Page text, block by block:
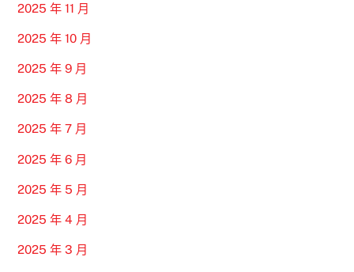
2025 年 11 月
2025 年 10 月
2025 年 9 月
2025 年 8 月
2025 年 7 月
2025 年 6 月
2025 年 5 月
2025 年 4 月
2025 年 3 月